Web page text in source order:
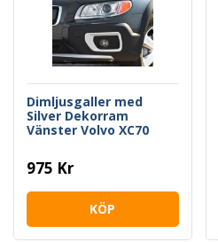
Dimljusgaller med
Silver Dekorram
Vänster Volvo XC70
975 Kr
KÖP